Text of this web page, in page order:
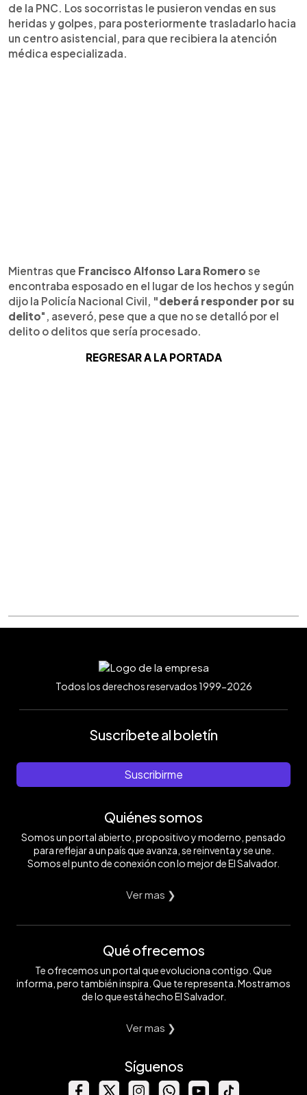
de la PNC. Los socorristas le pusieron vendas en sus
heridas y golpes, para posteriormente trasladarlo hacia
un centro asistencial, para que recibiera la atención
médica especializada.
Mientras que Francisco Alfonso Lara Romero se
encontraba esposado en el lugar de los hechos y según
dijo la Policía Nacional Civil, "deberá responder por su
delito", aseveró, pese que a que no se detalló por el
delito o delitos que sería procesado.
REGRESAR A LA PORTADA
Todos los derechos reservados 1999-2026
Suscríbete al boletín
Suscribirme
Quiénes somos
Somos un portal abierto, propositivo y moderno, pensado
para reflejar a un país que avanza, se reinventa y se une.
Somos el punto de conexión con lo mejor de El Salvador.
Ver mas ❯
Qué ofrecemos
Te ofrecemos un portal que evoluciona contigo. Que
informa, pero también inspira. Que te representa. Mostramos
de lo que está hecho El Salvador.
Ver mas ❯
Síguenos